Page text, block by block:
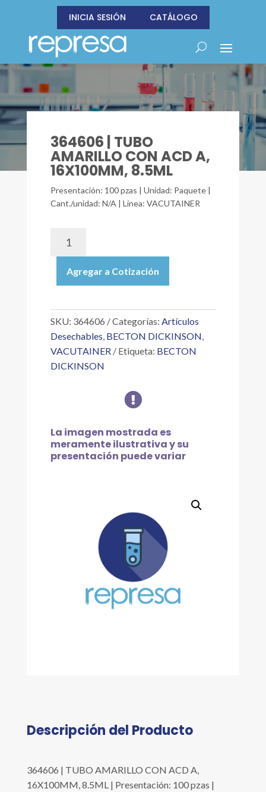
INICIA SESIÓN CATÁLOGO
364606 | TUBO
AMARILLO CON ACD A,
16X100MM, 8.5ML
Presentación: 100 pzas | Unidad: Paquete |
Cant./unidad: N/A | Línea: VACUTAINER
AMARILLO
CON
A,
8.5ML
cantidad
Agregar a Cotización
SKU: 364606 Categorías: Artículos
Desechables, BECTON DICKINSON,
VACUTAINER
Etiqueta: BECTON
DICKINSON

La imagen mostrada es
meramente ilustrativa y su
presentación puede variar
Descripción del Producto
364606 | TUBO AMARILLO CON ACD A,
16X100MM, 8.5ML | Presentación: 100 pzas |